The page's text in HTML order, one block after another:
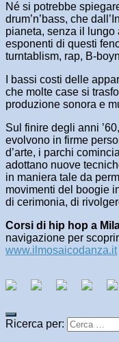
Né si potrebbe
drum’n’bass, che
pianeta, senza il lungo
esponenti di questi
turntablism, rap, B-
I bassi costi delle
che molte case si
produzione sonora e
Sul finire degli anni
evolvono in firme
d’arte, i parchi
adottano nuove
in maniera tale da
movimenti del boogie
di cerimonia, di
Corsi di hip hop a
navigazione per
www.ilmosaicodanza.it
Ricerca per: